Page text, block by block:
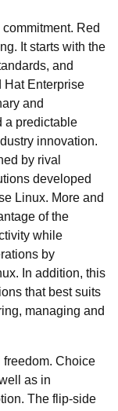
Red
It starts with the
and
Hat Enterprise
and
a predictable
innovation.
by rival
developed
Linux. More and
of the
while
by
In addition, this
that best suits
managing and
freedom. Choice
as in
The flip-side